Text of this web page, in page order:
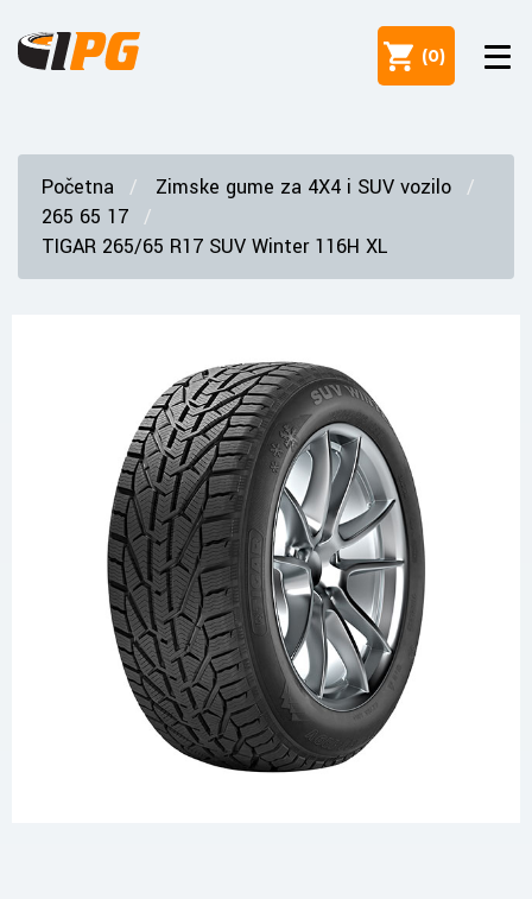
(0)
Početna
Zimske gume za 4X4 i SUV vozilo
265 65 17
TIGAR 265/65 R17 SUV Winter 116H XL